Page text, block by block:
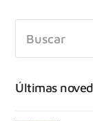
Últimas